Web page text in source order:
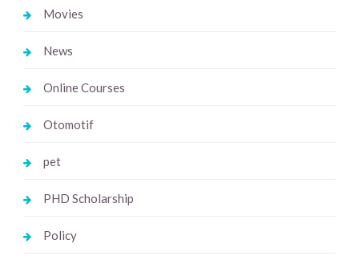
Movies
News
Online Courses
Otomotif
pet
PHD Scholarship
Policy